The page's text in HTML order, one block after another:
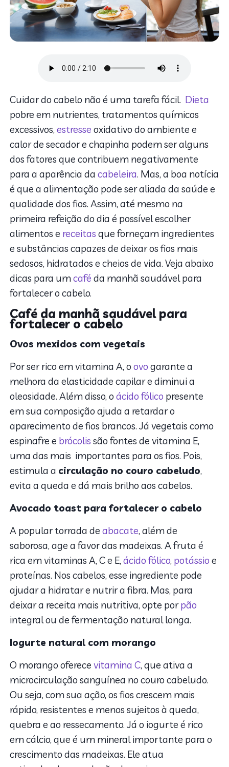
Cuidar do cabelo não é uma tarefa fácil. Dieta
pobre em nutrientes, tratamentos químicos
excessivos,estresse oxidativo do ambiente e
calor de secador e chapinha podem ser alguns
dos fatores que contribuem negativamente
para a aparência dacabeleira. Mas, a boa notícia
é que a alimentação pode ser aliada da saúde e
qualidade dos fios. Assim, até mesmo na
primeira refeição do dia é possível escolher
alimentos e receitas que forneçam ingredientes
e substâncias capazes de deixar os fios mais
sedosos, hidratados e cheios de vida. Veja abaixo
dicas para umcafé da manhã saudável para
fortalecer o cabelo.
Café da manhã saudável para
fortalecer o cabelo
Ovos mexidos com vegetais
Por ser rico em vitamina A, oovo garante a
melhora da elasticidade capilar e diminui a
oleosidade. Além disso, oácido fólico presente
em sua composição ajuda a retardar o
aparecimento de fios brancos. Já vegetais como
espinafre e brócolis são fontes de vitamina E,
uma das mais importantes para os fios. Pois,
estimula a circulação no couro cabeludo,
evita a queda e dá mais brilho aos cabelos.
Avocado toast para fortalecer o cabelo
A popular torrada deabacate, além de
saborosa, age a favor das madeixas. A fruta é
rica em vitaminas A, C e E,ácido fólico, potássio e
proteínas. Nos cabelos, esse ingrediente pode
ajudar a hidratar e nutrir a fibra. Mas, para
deixar a receita mais nutritiva, opte porpão
integral ou de fermentação natural longa.
Iogurte natural com morango
O morango oferecevitamina C, que ativa a
microcirculação sanguínea no couro cabeludo.
Ou seja, com sua ação, os fios crescem mais
rápido, resistentes e menos sujeitos à queda,
quebra e ao ressecamento. Já o iogurte é rico
em cálcio, que é um mineral importante para o
crescimento das madeixas. Ele atua